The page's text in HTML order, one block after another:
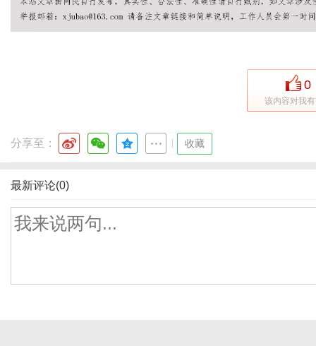
0
该内容对我
分享至： 收藏
最新评论(0)